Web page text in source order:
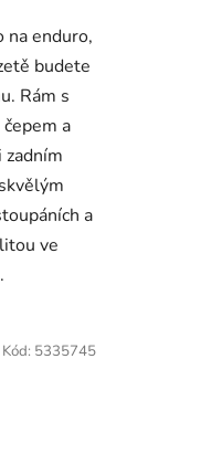
na enduro,
budete
Rám s
a
a
ve
Kód: 5335745